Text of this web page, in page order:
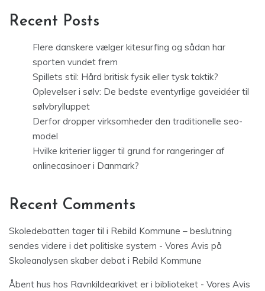
Recent Posts
Flere danskere vælger kitesurfing og sådan har
sporten vundet frem
Spillets stil: Hård britisk fysik eller tysk taktik?
Oplevelser i sølv: De bedste eventyrlige gaveidéer til
sølvbrylluppet
Derfor dropper virksomheder den traditionelle seo-
model
Hvilke kriterier ligger til grund for rangeringer af
onlinecasinoer i Danmark?
Recent Comments
Skoledebatten tager til i Rebild Kommune – beslutning
sendes videre i det politiske system - Vores Avis på
Skoleanalysen skaber debat i Rebild Kommune
Åbent hus hos Ravnkildearkivet er i biblioteket - Vores Avis